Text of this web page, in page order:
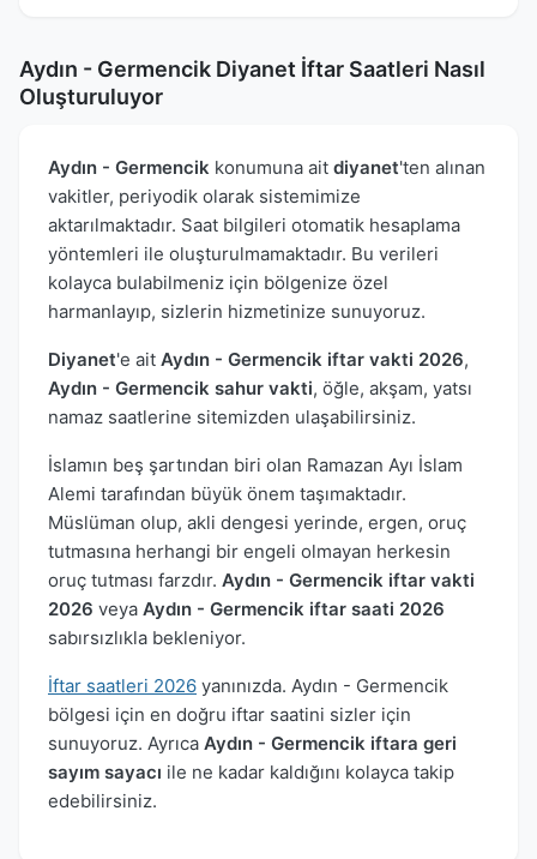
Aydın - Germencik Diyanet İftar Saatleri Nasıl
Oluşturuluyor
Aydın - Germencik konumuna ait diyanet'ten alınan
vakitler, periyodik olarak sistemimize
aktarılmaktadır. Saat bilgileri otomatik hesaplama
yöntemleri ile oluşturulmamaktadır. Bu verileri
kolayca bulabilmeniz için bölgenize özel
harmanlayıp, sizlerin hizmetinize sunuyoruz.
Diyanet'e ait Aydın - Germencik iftar vakti 2026,
Aydın - Germencik sahur vakti, öğle, akşam, yatsı
namaz saatlerine sitemizden ulaşabilirsiniz.
İslamın beş şartından biri olan Ramazan Ayı İslam
Alemi tarafından büyük önem taşımaktadır.
Müslüman olup, akli dengesi yerinde, ergen, oruç
tutmasına herhangi bir engeli olmayan herkesin
oruç tutması farzdır. Aydın - Germencik iftar vakti
2026 veya Aydın - Germencik iftar saati 2026
sabırsızlıkla bekleniyor.
İftar saatleri 2026 yanınızda. Aydın - Germencik
bölgesi için en doğru iftar saatini sizler için
sunuyoruz. Ayrıca Aydın - Germencik iftara geri
sayım sayacı ile ne kadar kaldığını kolayca takip
edebilirsiniz.